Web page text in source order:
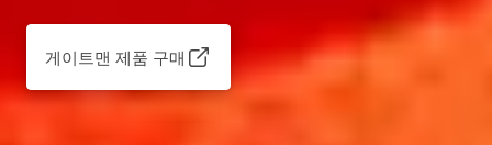
게이트맨 제품 구매